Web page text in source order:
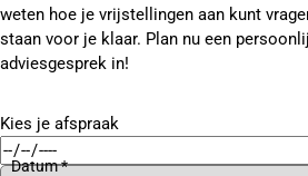
weten hoe je vrijstellingen aan kunt
staan voor je klaar. Plan nu een
adviesgesprek in!
Kies je afspraak
Datum *